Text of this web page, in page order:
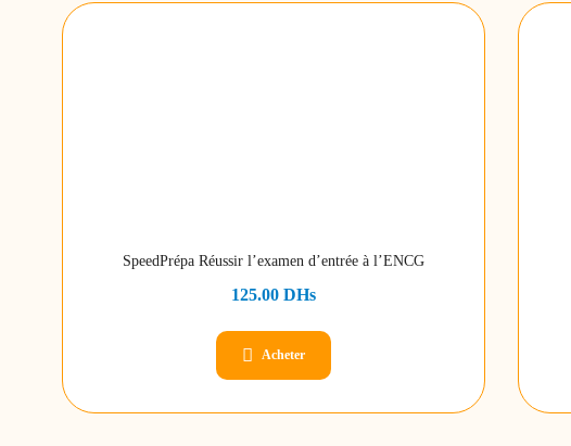
SpeedPrépa Réussir l’examen d’entrée à l’ENCG
125.00 DHs
Acheter